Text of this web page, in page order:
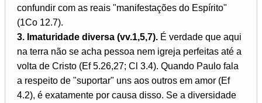
confundir com as reais "manifestações do Espírito"
(1Co 12.7).
3. Imaturidade diversa (vv.1,5,7). É verdade que aqui
na terra não se acha pessoa nem igreja perfeitas até a
volta de Cristo (Ef 5.26,27; Cl 3.4). Quando Paulo fala
a respeito de "suportar" uns aos outros em amor (Ef
4.2), é exatamente por causa disso. Se a diversidade